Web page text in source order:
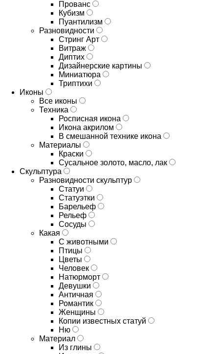
Прованс
Кубизм
Пуантилизм
Разновидности
Стринг Арт
Витраж
Диптих
Дизайнерские картины
Миниатюра
Триптихи
Иконы
Все иконы
Техника
Росписная икона
Икона акрилом
В смешанной технике икона
Материалы
Краски
Сусальное золото, масло, лак
Скульптура
Разновидности скульптур
Статуи
Статуэтки
Барельеф
Рельеф
Сосуды
Какая
С животными
Птицы
Цветы
Человек
Натюрморт
Девушки
Античная
Романтик
Женщины
Копии известных статуй
Ню
Материал
Из глины